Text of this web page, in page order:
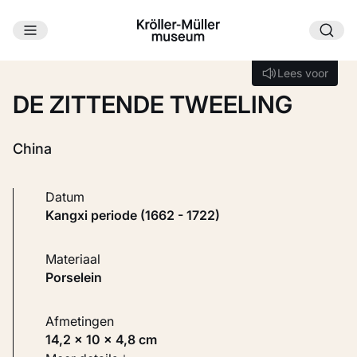
Ga naar hoofdinhoud
Lees voor
Lees voor
DE ZITTENDE TWEELING
China
Datum
Kangxi periode (1662 - 1722)
Materiaal
Porselein
Afmetingen
14,2 × 10 × 4,8 cm